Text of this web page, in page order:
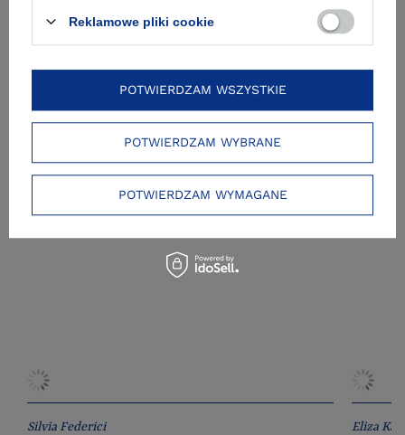
Zobacz też
Silvia Federici
Eliza
Reklamowe pliki cookie
POTWIERDZAM WYBRANE
POTWIERDZAM WYMAGANE
POTWIERDZAM WSZYSTKIE